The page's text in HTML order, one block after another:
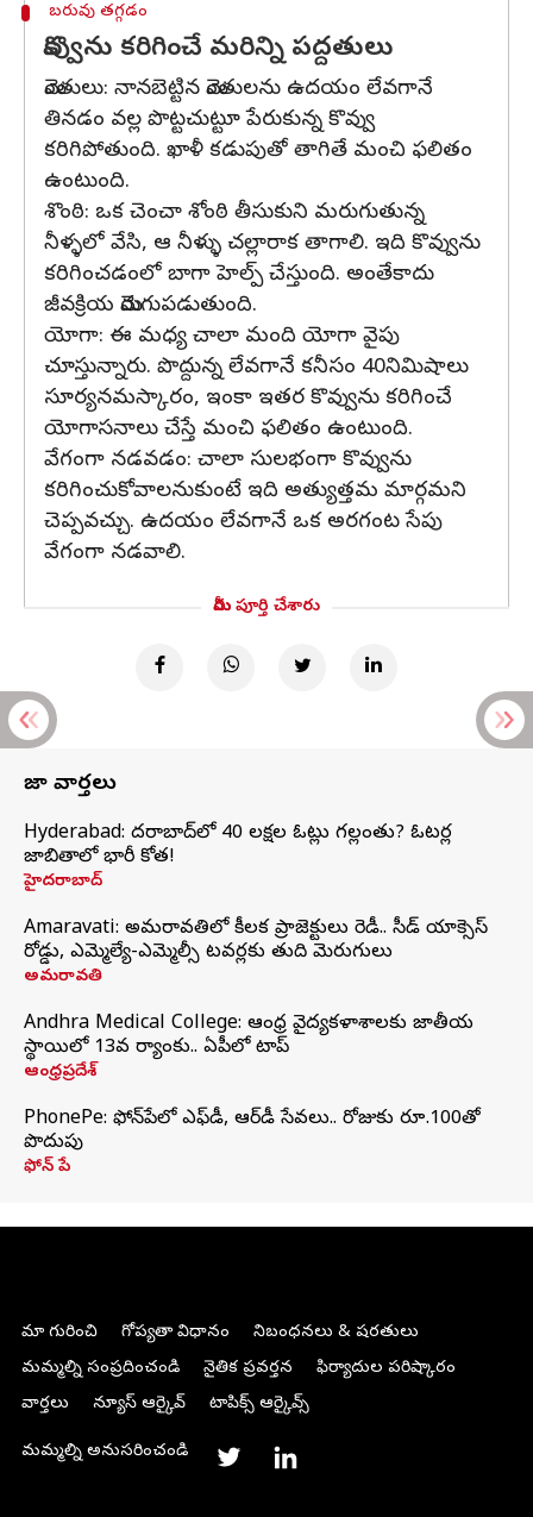
బరువు తగ్గడం
కొవ్వును కరిగించే మరిన్ని పద్దతులు
మెంతులు: నానబెట్టిన మెంతులను ఉదయం లేవగానే
తినడం వల్ల పొట్టచుట్టూ పేరుకున్న కొవ్వు
కరిగిపోతుంది. ఖాళీ కడుపుతో తాగితే మంచి ఫలితం
ఉంటుంది.
శొంఠి: ఒక చెంచా శోంఠి తీసుకుని మరుగుతున్న
నీళ్ళలో వేసి, ఆ నీళ్ళు చల్లారాక తాగాలి. ఇది కొవ్వును
కరిగించడంలో బాగా హెల్ప్ చేస్తుంది. అంతేకాదు
జీవక్రియ మెరుగుపడుతుంది.
యోగా: ఈ మధ్య చాలా మంది యోగా వైపు
చూస్తున్నారు. పొద్దున్న లేవగానే కనీసం 40నిమిషాలు
సూర్యనమస్కారం, ఇంకా ఇతర కొవ్వును కరిగించే
యోగాసనాలు చేస్తే మంచి ఫలితం ఉంటుంది.
వేగంగా నడవడం: చాలా సులభంగా కొవ్వును
కరిగించుకోవాలనుకుంటే ఇది అత్యుత్తమ మార్గమని
చెప్పవచ్చు. ఉదయం లేవగానే ఒక అరగంట సేపు
వేగంగా నడవాలి.
మీరు పూర్తి చేశారు
తాజా వార్తలు
Hyderabad: హైదరాబాద్‌లో 40 లక్షల ఓట్లు గల్లంతు? ఓటర్ల
జాబితాలో భారీ కోత!
హైదరాబాద్
Amaravati: అమరావతిలో కీలక ప్రాజెక్టులు రెడీ.. సీడ్‌ యాక్సెస్‌
రోడ్డు, ఎమ్మెల్యే-ఎమ్మెల్సీ టవర్లకు తుది మెరుగులు
అమరావతి
Andhra Medical College: ఆంధ్ర వైద్యకళాశాలకు జాతీయ
స్థాయిలో 13వ ర్యాంకు.. ఏపీలో టాప్
ఆంధ్రప్రదేశ్
PhonePe: ఫోన్‌పేలో ఎఫ్‌డీ, ఆర్‌డీ సేవలు.. రోజుకు రూ.100తో
పొదుపు
ఫోన్‌ పే
మా గురించి గోప్యతా విధానం
నిబంధనలు & షరతులు
మమ్మల్ని సంప్రదించండి
నైతిక ప్రవర్తన
ఫిర్యాదుల పరిష్కారం
వార్తలు
న్యూస్ ఆర్కైవ్ టాపిక్స్ ఆర్కైవ్స్
మమ్మల్ని అనుసరించండి